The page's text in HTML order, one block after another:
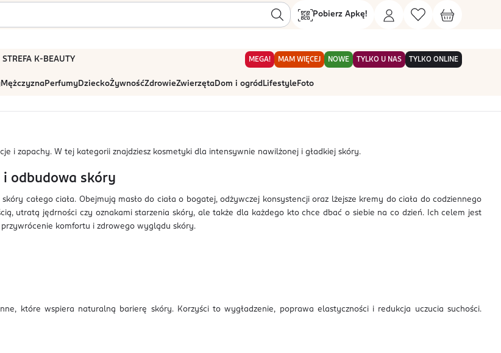
Pobierz Apkę!
K-BEAUTY MEGA! MAM WIĘCEJ NOWE TYLKO U NAS TYLKO ONLINE
MężczyznaPerfumyDzieckoŻywnośćZdrowieZwierzętaDom i ogród Lifestyle Foto
i zapachy. W tej kategorii znajdziesz kosmetyki dla intensywnie nawilżonej i gładkiej skóry.
i odbudowa skóry
całego ciała. Obejmują masło do ciała o bogatej, odżywczej konsystencji oraz lżejsze kremy do ciała do codziennego
utratą jędrności czy oznakami starzenia skóry, ale także dla każdego kto chce dbać o siebie na co dzień. Ich celem jest
komfortu i zdrowego wyglądu skóry.
które wspiera naturalną barierę skóry. Korzyści to wygładzenie, poprawa elastyczności i redukcja uczucia suchości.